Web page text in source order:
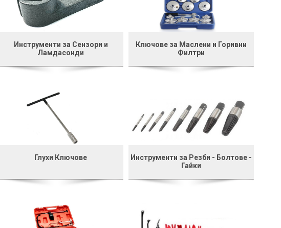
Инструменти за Сензори и
Ламдасонди
Ключове за Маслени и Горивни
Филтри
Глухи Ключове
Инструменти за Резби - Болтове -
Гайки